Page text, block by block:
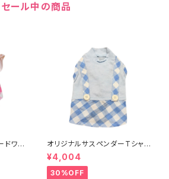
セール中の商品
ドワン
オリジナルサスペンダーTシャツ
XXS-L 8201001021～
¥4,004
30%OFF